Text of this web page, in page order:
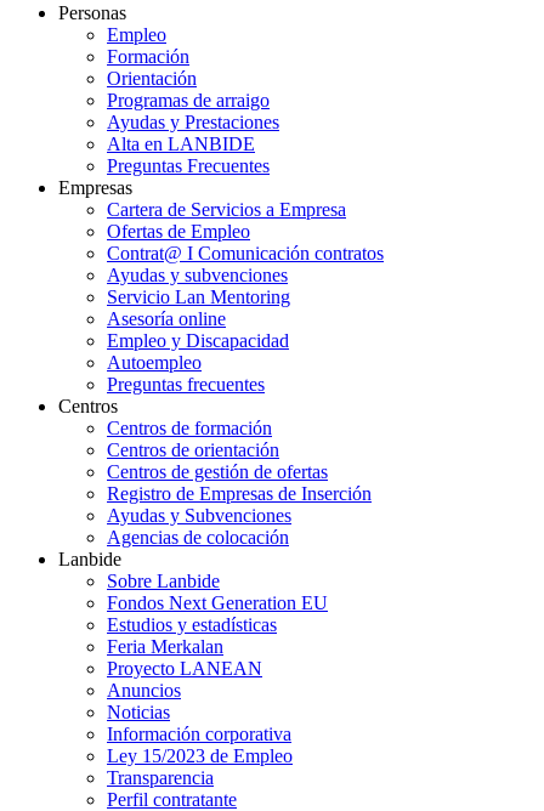
Personas
Empleo
Formación
Orientación
Programas de arraigo
Ayudas y Prestaciones
Alta en LANBIDE
Preguntas Frecuentes
Empresas
Cartera de Servicios a Empresa
Ofertas de Empleo
Contrat@ I Comunicación contratos
Ayudas y subvenciones
Servicio Lan Mentoring
Asesoría online
Empleo y Discapacidad
Autoempleo
Preguntas frecuentes
Centros
Centros de formación
Centros de orientación
Centros de gestión de ofertas
Registro de Empresas de Inserción
Ayudas y Subvenciones
Agencias de colocación
Lanbide
Sobre Lanbide
Fondos Next Generation EU
Estudios y estadísticas
Feria Merkalan
Proyecto LANEAN
Anuncios
Noticias
Información corporativa
Ley 15/2023 de Empleo
Transparencia
Perfil contratante